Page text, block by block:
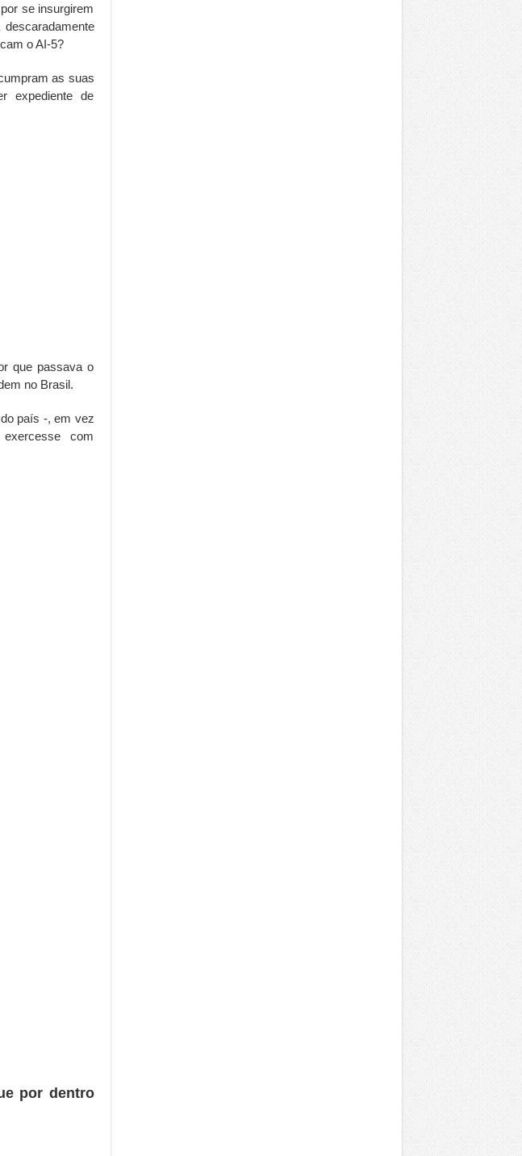
se insurgirem
o AI-5?
as suas
expediente de
que passava o
no Brasil.
país -, em vez
exercesse com
por dentro